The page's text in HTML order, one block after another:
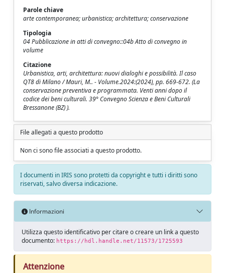
Parole chiave
arte contemporanea; urbanistica; architettura; conservazione
Tipologia
04 Pubblicazione in atti di convegno::04b Atto di convegno in
volume
Citazione
Urbanistica, arti, architettura: nuovi dialoghi e possibilità. Il caso
QT8 di Milano / Mauri, M.. - Volume.2024:(2024), pp. 669-672. (La
conservazione preventiva e programmata. Venti anni dopo il
codice dei beni culturali. 39° Convegno Scienza e Beni Culturali
Bressanone (BZ) ).
File allegati a questo prodotto
Non ci sono file associati a questo prodotto.
I documenti in IRIS sono protetti da copyright e tutti i diritti sono
riservati, salvo diversa indicazione.
Informazioni
Utilizza questo identificativo per citare o creare un link a questo
documento: https://hdl.handle.net/11573/1725593
Attenzione